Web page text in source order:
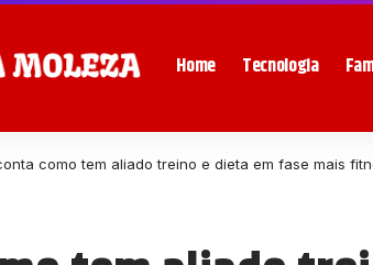
Home Tecnologia
como tem aliado treino e dieta em fase mais